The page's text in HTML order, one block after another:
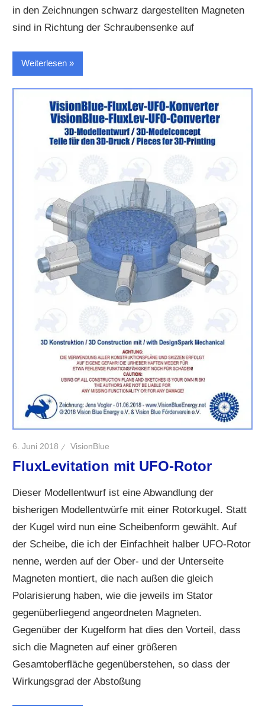
in den Zeichnungen schwarz dargestellten Magneten
sind in Richtung der Schraubensenke auf
Weiterlesen
6. Juni 2018 VisionBlue
FluxLevitation mit UFO-Rotor
Dieser Modellentwurf ist eine Abwandlung der
bisherigen Modellentwürfe mit einer Rotorkugel. Statt
der Kugel wird nun eine Scheibenform gewählt. Auf
der Scheibe, die ich der Einfachheit halber UFO-Rotor
nenne, werden auf der Ober- und der Unterseite
Magneten montiert, die nach außen die gleich
Polarisierung haben, wie die jeweils im Stator
gegenüberliegend angeordneten Magneten.
Gegenüber der Kugelform hat dies den Vorteil, dass
sich die Magneten auf einer größeren
Gesamtoberfläche gegenüberstehen, so dass der
Wirkungsgrad der Abstoßung